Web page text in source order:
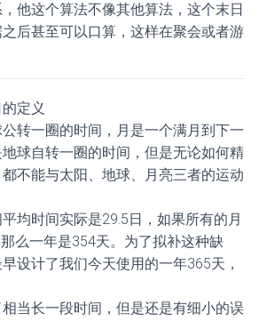
他这个算法不像其他算法，这个末日
后甚至可以口算，这样在聚会或者游
定义
转一圈的时间，月是一个满月到下一
球自转一圈的时间，但是无论如何精
不能与太阳、地球、月亮三者的运动
均时间实际是29.5日，如果所有的月
么一年是354天。为了拟补这种缺
设计了我们今天使用的一年365天，
当长一段时间，但是还是有细小的误